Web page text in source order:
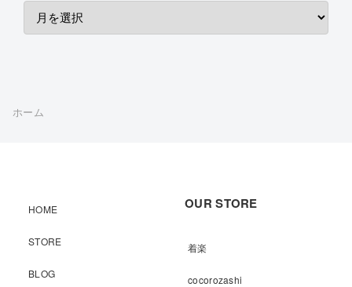
ホーム
HOME
STORE
BLOG
OUR STORE
着楽
cocorozashi